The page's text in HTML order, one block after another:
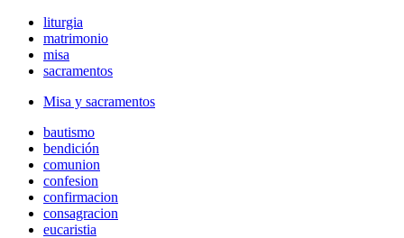
liturgia
matrimonio
misa
sacramentos
Misa y sacramentos
bautismo
bendición
comunion
confesion
confirmacion
consagracion
eucaristia